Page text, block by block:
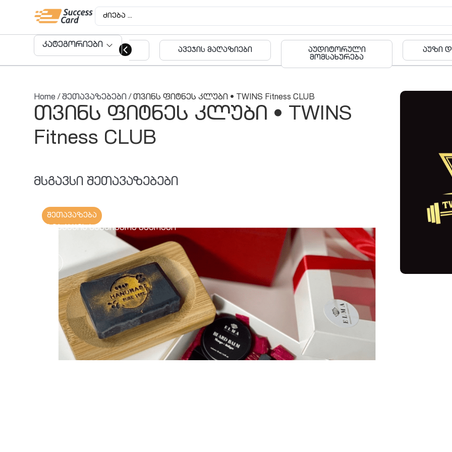
კატეგორიები
ავეჯის მაღაზიები
აუდიტორული
აუზი და ფიტნესი
Home /შეთავაზებები / თვინს ფიტნეს კლუბი • TWINS Fitness CLUB
თვინს ფიტნეს კლუბი • TWINS
Fitness CLUB
მსგავსი შეთავაზებები
შეთავაზება
მამაკაცის სასაჩუქრე ნაკრები